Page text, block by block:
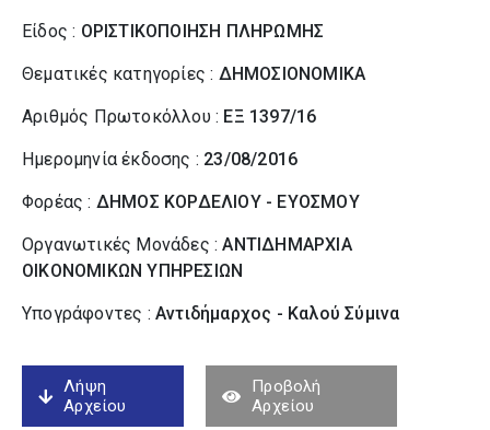
Είδος : ΟΡΙΣΤΙΚΟΠΟΙΗΣΗ ΠΛΗΡΩΜΗΣ
Θεματικές κατηγορίες : ΔΗΜΟΣΙΟΝΟΜΙΚΑ
Αριθμός Πρωτοκόλλου : ΕΞ 1397/16
Ημερομηνία έκδοσης : 23/08/2016
Φορέας : ΔΗΜΟΣ ΚΟΡΔΕΛΙΟΥ - ΕΥΟΣΜΟΥ
Οργανωτικές Μονάδες :ΑΝΤΙΔΗΜΑΡΧΙΑ
ΟΙΚΟΝΟΜΙΚΩΝ ΥΠΗΡΕΣΙΩΝ
Υπογράφοντες : Αντιδήμαρχος - Καλού Σύµινα
Λήψη
Αρχείου
Προβολή
Αρχείου